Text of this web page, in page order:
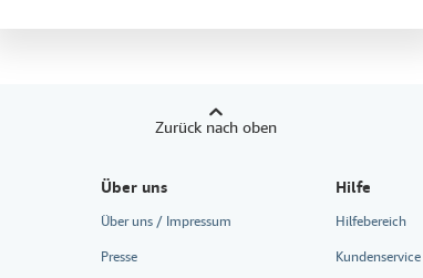
Zurück nach oben
Über uns
Über uns / Impressum
Presse
Hilfe
Hilfebereich
Kundenservice